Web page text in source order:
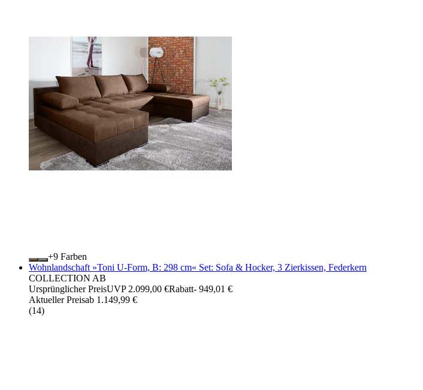
+
Farben
Wohnlandschaft »Toni U-Form, B: 298 cm« Set: Sofa & Hocker, 3 Zierkissen, Federkern
COLLECTION AB
Ursprünglicher PreisUVP 2.099,00 €Rabatt- 949,01 €
Aktueller Preisab 1.149,99 €
(14)